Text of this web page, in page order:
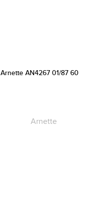
Arnette AN4267 01/87 60